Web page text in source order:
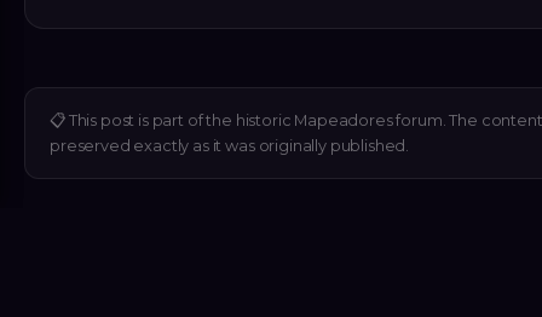
📋 This post is part of the historic Mapeadores forum. The
preserved exactly as it was originally published.